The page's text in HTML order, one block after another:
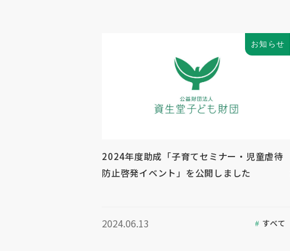
お知らせ
2024年度助成「子育てセミナー・児童虐待
防止啓発イベント」を公開しました
2024.06.13 すべて